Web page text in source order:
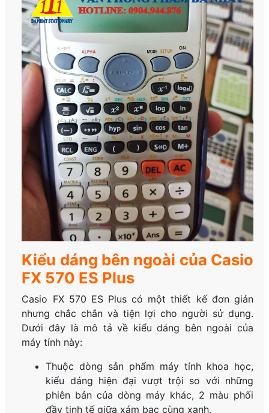
Kiểu dáng bên ngoài của Casio
FX 570 ES Plus
Casio FX 570 ES Plus có một thiết kế đơn giản
nhưng chắc chắn và tiện lợi cho người sử dụng.
Dưới đây là mô tả về kiểu dáng bên ngoài của
máy tính này:
Thuộc dòng sản phẩm máy tính khoa học,
kiểu dáng hiện đại vượt trội so với những
phiên bản của dòng máy khác, 2 màu phối
đầy tinh tế giữa xám bạc cùng xanh.